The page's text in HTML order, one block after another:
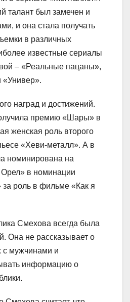
талант был замечен и
и она стала получать
в различных
известные сериалы
– «Реальные пацаны»,
наград и достижений.
премию «Шары» в
женская роль второго
«Хеви-металл». А в
номинирована на
в номинации
роль в фильме «Как я
Смехова всегда была
Она не рассказывает о
с мужчинами и
информацию о